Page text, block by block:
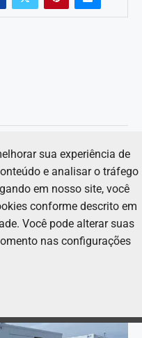
F1: “Desfaça-se da bateria”
menos duas corridas após
França.
GOSTAR DE
sua experiência de
e analisar o tráfego
em nosso site, você
conforme descrito em
Você pode alterar suas
nas configurações